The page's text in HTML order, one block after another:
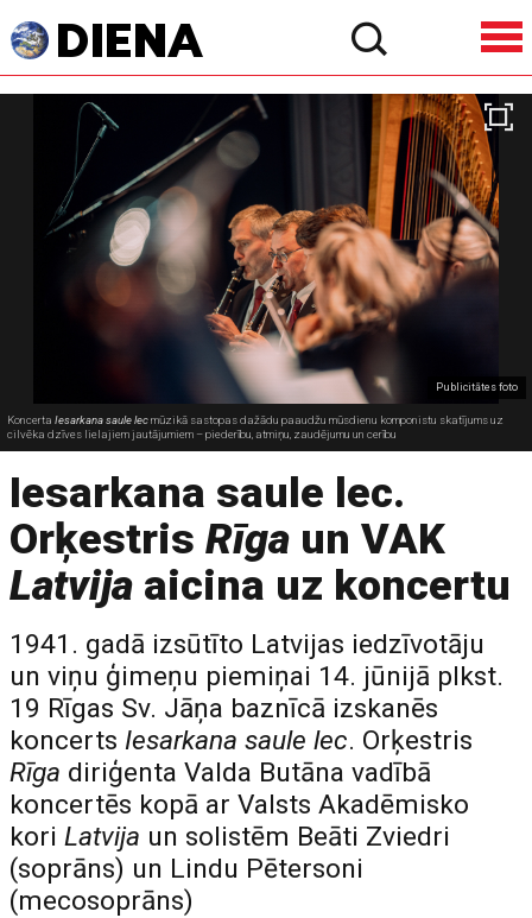
Publicitātes foto
Koncerta Iesarkana saule lecmūzikā sastopas dažādu paaudžu mūsdienu komponistu skatījums uz
cilvēka dzīves lielajiem jautājumiem – piederību, atmiņu, zaudējumu un cerību
Iesarkana saule lec.
OrķestrisRīga un VAK
Latvija aicina uz koncertu
1941. gadā izsūtīto Latvijas iedzīvotāju
un viņu ģimeņu piemiņai 14. jūnijā plkst.
19 Rīgas Sv. Jāņa baznīcā izskanēs
koncertsIesarkana saule lec. Orķestris
Rīga diriģenta Valda Butāna vadībā
koncertēs kopā ar Valsts Akadēmisko
koriLatvija un solistēm Beāti Zviedri
(soprāns) un Lindu Pētersoni
(mecosoprāns)